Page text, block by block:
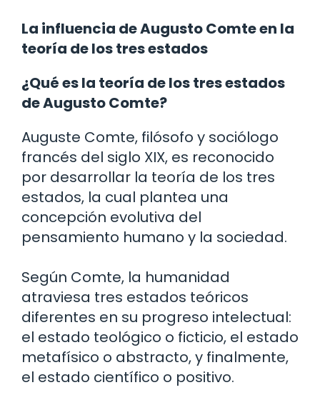
La influencia de Augusto Comte en la
teoría de los tres estados
¿Qué es la teoría de los tres estados
de Augusto Comte?
Auguste Comte, filósofo y sociólogo
francés del siglo XIX, es reconocido
por desarrollar la teoría de los tres
estados, la cual plantea una
concepción evolutiva del
pensamiento humano y la sociedad.
Según Comte, la humanidad
atraviesa tres estados teóricos
diferentes en su progreso intelectual:
el estado teológico o ficticio, el estado
metafísico o abstracto, y finalmente,
el estado científico o positivo.